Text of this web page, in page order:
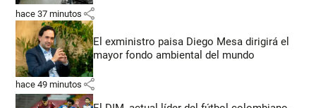
hace 37 minutos share
El exministro paisa Diego Mesa dirigirá el
mayor fondo ambiental del mundo
hace 49 minutos share